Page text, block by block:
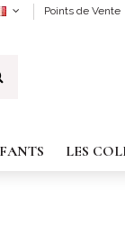
Points de Vente
LES